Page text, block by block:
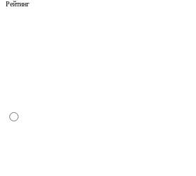
Рейтинг